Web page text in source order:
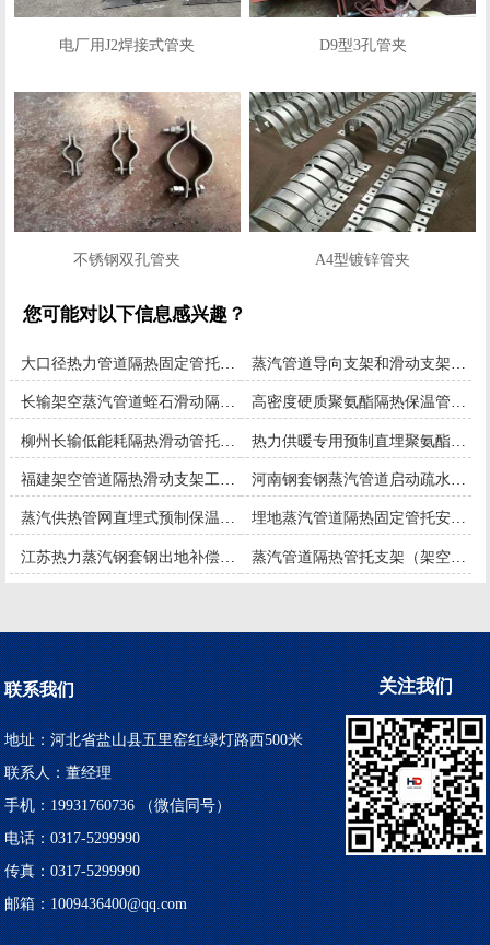
电厂用J2焊接式管夹 D9型3孔管夹
不锈钢双孔管夹 A4型镀锌管夹
您可能对以下信息感兴趣？
大口径热力管道隔热固定管托高效节能设计方案
长输架空蒸汽管道蛭石滑动隔热管托热销中 高密度硬质聚氨酯隔热保温管托订单生产中
柳州长输低能耗隔热滑动管托安装指导 热力供暖专用预制直埋聚氨酯保温弯头
蒸汽供热管网直埋式预制保温固定节按图纸定做 埋地蒸汽管道隔热固定管托安阳施工案例
江苏热力蒸汽钢套钢出地补偿弯头安装方案 蒸汽管道隔热管托支架（架空与埋地）的区别
联系我们
地址：河北省盐山县五里窑红绿灯路西500米
联系人：董经理
手机：19931760736 （微信同号）
电话：0317-5299990
传真：0317-5299990
邮箱：1009436400@qq.com
关注我们